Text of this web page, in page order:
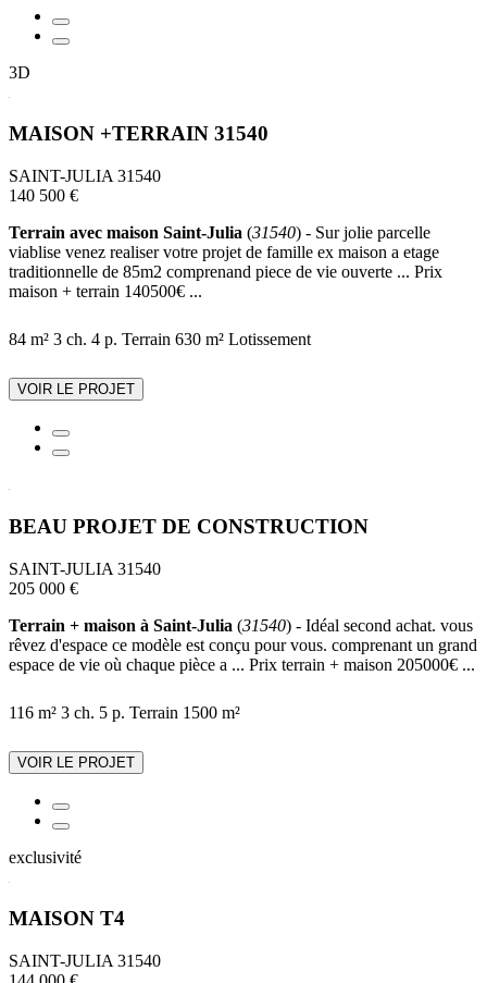
3D
MAISON +TERRAIN 31540
SAINT-JULIA 31540
140 500 €
Terrain avec maison Saint-Julia (31540) - Sur jolie parcelle
viablise venez realiser votre projet de famille ex maison a etage
traditionnelle de 85m2 comprenand piece de vie ouverte ... Prix
maison + terrain 140500€ ...
84 m² 3 ch. 4 p. Terrain 630 m² Lotissement
VOIR LE PROJET
BEAU PROJET DE CONSTRUCTION
SAINT-JULIA 31540
205 000 €
Terrain + maison à Saint-Julia (31540) - Idéal second achat. vous
rêvez d'espace ce modèle est conçu pour vous. comprenant un grand
espace de vie où chaque pièce a ... Prix terrain + maison 205000€ ...
116 m² 3 ch. 5 p. Terrain 1500 m²
VOIR LE PROJET
exclusivité
MAISON T4
SAINT-JULIA 31540